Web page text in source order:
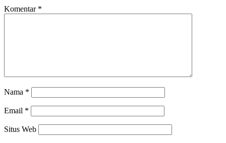
Komentar *
Nama *
Email *
Situs Web